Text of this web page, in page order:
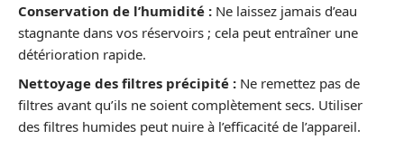
Conservation de l’humidité : Ne laissez jamais d’eau
stagnante dans vos réservoirs ; cela peut entraîner une
détérioration rapide.
Nettoyage des filtres précipité : Ne remettez pas de
filtres avant qu’ils ne soient complètement secs. Utiliser
des filtres humides peut nuire à l’efficacité de l’appareil.